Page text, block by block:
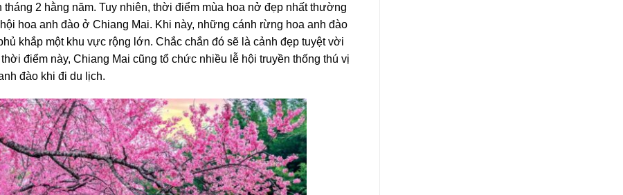
2 hằng năm. Tuy nhiên, thời điểm mùa hoa nở đẹp nhất thường
hoa anh đào ở Chiang Mai. Khi này, những cánh rừng hoa anh đào
khắp một khu vực rộng lớn. Chắc chắn đó sẽ là cảnh đẹp tuyệt vời
điểm này, Chiang Mai cũng tổ chức nhiều lễ hội truyền thống thú vị
đào khi đi du lịch.